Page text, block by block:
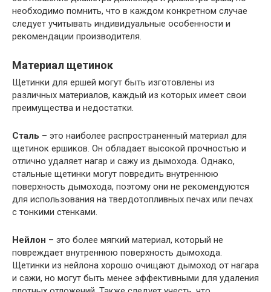
необходимо помнить, что в каждом конкретном случае
следует учитывать индивидуальные особенности и
рекомендации производителя.
Материал щетинок
Щетинки для ершей могут быть изготовлены из
различных материалов, каждый из которых имеет свои
преимущества и недостатки.
Сталь – это наиболее распространенный материал для
щетинок ершиков. Он обладает высокой прочностью и
отлично удаляет нагар и сажу из дымохода. Однако,
стальные щетинки могут повредить внутреннюю
поверхность дымохода, поэтому они не рекомендуются
для использования на твердотопливных печах или печах
с тонкими стенками.
Нейлон – это более мягкий материал, который не
повреждает внутреннюю поверхность дымохода.
Щетинки из нейлона хорошо очищают дымоход от нагара
и сажи, но могут быть менее эффективными для удаления